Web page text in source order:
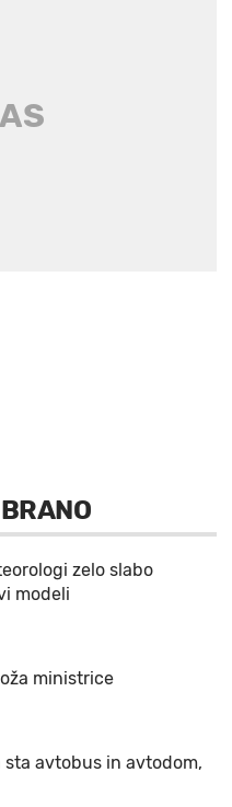
BRANO
zelo slabo
modeli
ministrice
avtobus in avtodom,